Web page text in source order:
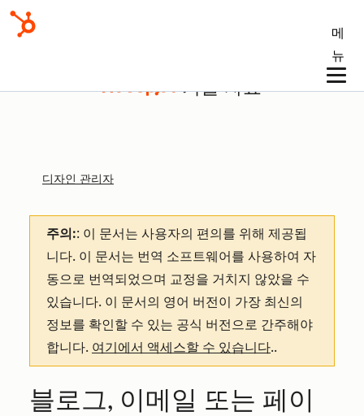
메
뉴
기술 자료
디자인 관리자
주의:: 이 문서는 사용자의 편의를 위해 제공됩
니다. 이 문서는 번역 소프트웨어를 사용하여 자
동으로 번역되었으며 교정을 거치지 않았을 수
있습니다. 이 문서의 영어 버전이 가장 최신의
정보를 확인할 수 있는 공식 버전으로 간주해야
합니다. 여기에서 액세스할 수 있습니다..
블로그, 이메일 또는 페이